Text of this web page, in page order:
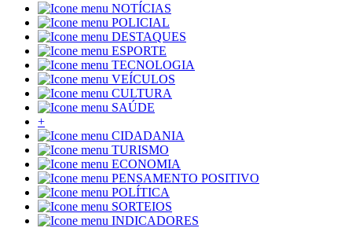
NOTÍCIAS
POLICIAL
DESTAQUES
ESPORTE
TECNOLOGIA
VEÍCULOS
CULTURA
SAÚDE
+
CIDADANIA
TURISMO
ECONOMIA
PENSAMENTO POSITIVO
POLÍTICA
SORTEIOS
INDICADORES